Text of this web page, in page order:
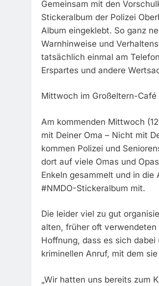
Gemeinsam mit den
Stickeralbum der Polizei
Album eingeklebt. So ganz
Warnhinweise und
tatsächlich einmal am
Erspartes und andere
Mittwoch im Großeltern-Café
Am kommenden Mittwoch
mit Deiner Oma – Nicht mit
kommen Polizei und
dort auf viele Omas und
Enkeln gesammelt und in
#NMDO-Stickeralbum mit.
Die leider viel zu gut
alten, früher oft
Hoffnung, dass es sich
kriminellen Anruf, mit dem
„Wir hatten uns bereits zum